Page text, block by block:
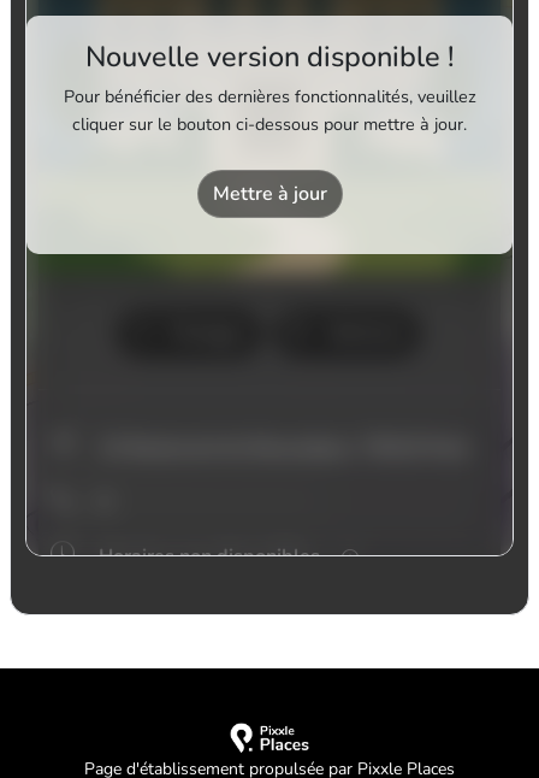
Page d'établissement propulsée par Pixxle Places